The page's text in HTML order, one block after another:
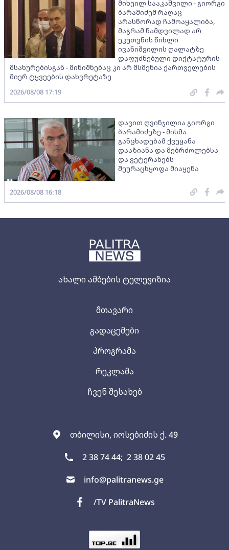
ახალი ამბების ტელევიზია
თბილისი, იოსებიძის ქ. 49
2 38 74 44; 2 38 02 45
info@palitranews.ge
/TV PalitraNews
მთავარი
გადაცემები
პროგრამა
რეკლამა
ჩვენ შესახებ
მიხეილ სააკაშვილი - გიორგი
ბარამიძემ რაღაც
არასწორად ჩამოაყალიბა,
მაგრამ ნამდვილად არ
ეკუთვნის წიხლი
ივანიშვილის ღალატზე
დაფუძნებული დიქტატურის
მსახურებისგან - მინიშნებაც კი არ მსმენია ქართველების
მიერ ტყვეების დახვრეტაზე
2026/08/08 17:19
დავით ღვინჯილია გიორგი
ბარამიძეზე - მისმა
განცხადებამ ქვეყანა
დააზიანა და მებრძოლებსა
და ვეტერანებს
შეურაცხყოფა მიაყენა
2026/08/08 16:18